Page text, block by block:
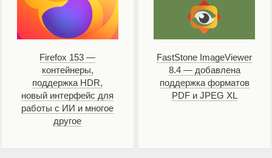
Firefox 153 —
контейнеры,
поддержка HDR,
новый интерфейс для
работы с ИИ и многое
другое
FastStone ImageViewer
8.4 — добавлена
поддержка форматов
PDF и JPEG XL